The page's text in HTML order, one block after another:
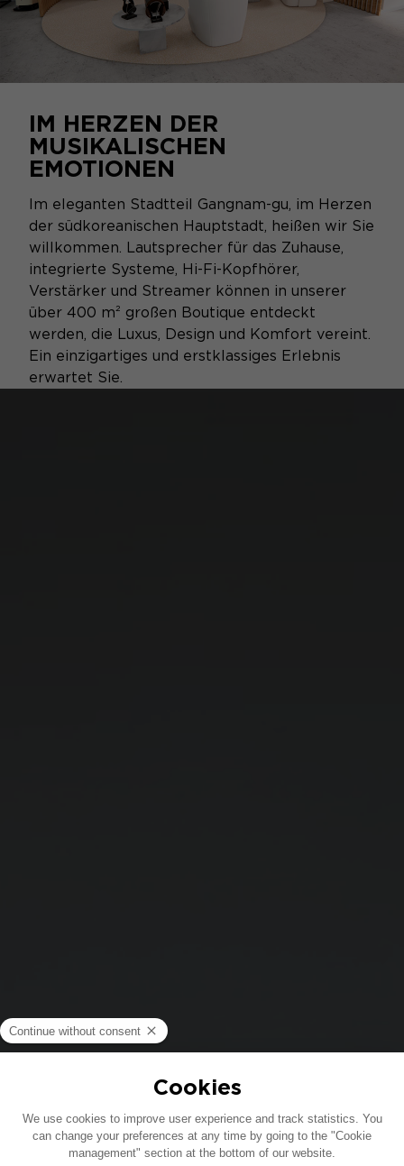
IM HERZEN DER
MUSIKALISCHEN
EMOTIONEN
Im eleganten Stadtteil Gangnam-gu, im Herzen
der südkoreanischen Hauptstadt, heißen wir Sie
willkommen. Lautsprecher für das Zuhause,
integrierte Systeme, Hi-Fi-Kopfhörer,
Verstärker und Streamer können in unserer
über 400 m² großen Boutique entdeckt
werden, die Luxus, Design und Komfort vereint.
Ein einzigartiges und erstklassiges Erlebnis
erwartet Sie.